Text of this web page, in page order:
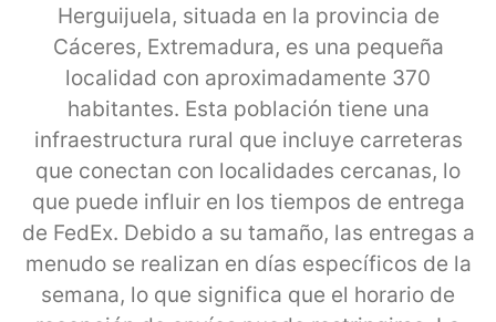
Herguijuela, situada en la provincia de
Cáceres, Extremadura, es una pequeña
localidad con aproximadamente 370
habitantes. Esta población tiene una
infraestructura rural que incluye carreteras
que conectan con localidades cercanas, lo
que puede influir en los tiempos de entrega
de FedEx. Debido a su tamaño, las entregas a
menudo se realizan en días específicos de la
semana, lo que significa que el horario de